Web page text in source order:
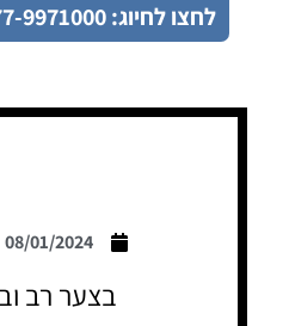
לחצו לחיוג: 077-9971000
08/01/2024
בצער רב